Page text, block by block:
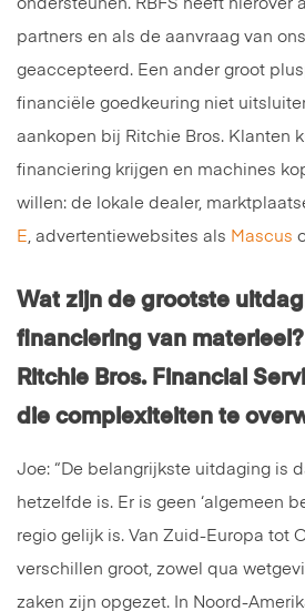
ondersteunen. RBFS heeft hierover
partners en als de aanvraag van
geaccepteerd. Een ander groot
financiële goedkeuring niet
aankopen bij Ritchie Bros. Klanten
financiering krijgen en machines
willen: de lokale dealer,
E, advertentiewebsites als Mascus
Wat zijn de grootste
financiering van
Ritchie Bros. Financial
die complexiteiten te
Joe: “De belangrijkste uitdaging is
hetzelfde is. Er is geen ‘algemeen
regio gelijk is. Van Zuid-Europa tot
verschillen groot, zowel qua
zaken zijn opgezet. In Noord-